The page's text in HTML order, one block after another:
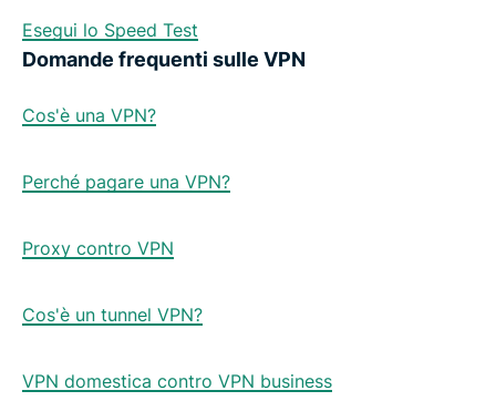
Esegui lo Speed Test
Domande frequenti sulle VPN
Cos'è una VPN?
Perché pagare una VPN?
Proxy contro VPN
Cos'è un tunnel VPN?
VPN domestica contro VPN business